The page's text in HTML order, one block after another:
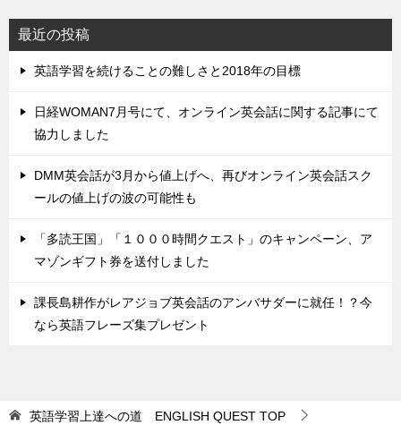
最近の投稿
英語学習を続けることの難しさと2018年の目標
日経WOMAN7月号にて、オンライン英会話に関する記事にて
協力しました
DMM英会話が3月から値上げへ、再びオンライン英会話スク
ールの値上げの波の可能性も
「多読王国」「１０００時間クエスト」のキャンペーン、ア
マゾンギフト券を送付しました
課長島耕作がレアジョブ英会話のアンバサダーに就任！？今
なら英語フレーズ集プレゼント
英語学習上達への道 ENGLISH QUEST TOP